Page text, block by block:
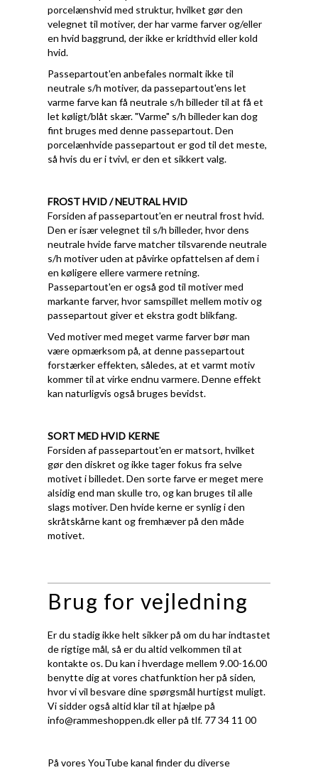
porcelænshvid med struktur, hvilket gør den
velegnet til motiver, der har varme farver og/eller
en hvid baggrund, der ikke er kridthvid eller kold
hvid.
Passepartout'en anbefales normalt ikke til
neutrale s/h motiver, da passepartout'ens let
varme farve kan få neutrale s/h billeder til at få et
let køligt/blåt skær. "Varme" s/h billeder kan dog
fint bruges med denne passepartout. Den
porcelænhvide passepartout er god til det meste,
så hvis du er i tvivl, er den et sikkert valg.
FROST HVID / NEUTRAL HVID
Forsiden af passepartout'en er neutral frost hvid.
Den er især velegnet til s/h billeder, hvor dens
neutrale hvide farve matcher tilsvarende neutrale
s/h motiver uden at påvirke opfattelsen af dem i
en køligere ellere varmere retning.
Passepartout'en er også god til motiver med
markante farver, hvor samspillet mellem motiv og
passepartout giver et ekstra godt blikfang.
Ved motiver med meget varme farver bør man
være opmærksom på, at denne passepartout
forstærker effekten, således, at et varmt motiv
kommer til at virke endnu varmere. Denne effekt
kan naturligvis også bruges bevidst.
SORT MED HVID KERNE
Forsiden af passepartout'en er matsort, hvilket
gør den diskret og ikke tager fokus fra selve
motivet i billedet. Den sorte farve er meget mere
alsidig end man skulle tro, og kan bruges til alle
slags motiver. Den hvide kerne er synlig i den
skråtskårne kant og fremhæver på den måde
motivet.
Brug for vejledning
Er du stadig ikke helt sikker på om du har indtastet
de rigtige mål, så er du altid velkommen til at
kontakte os. Du kan i hverdage mellem 9.00-16.00
benytte dig at vores chatfunktion her på siden,
hvor vi vil besvare dine spørgsmål hurtigst muligt.
Vi sidder også altid klar til at hjælpe på
info@rammeshoppen.dkeller på tlf. 77 34 11 00
På vores YouTube kanal finder du diverse